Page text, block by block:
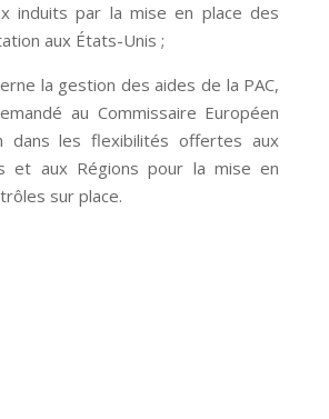
induits par la mise en place des
aux États-Unis ;
la gestion des aides de la PAC,
au Commissaire Européen
dans les flexibilités offertes aux
et aux Régions pour la mise en
sur place.